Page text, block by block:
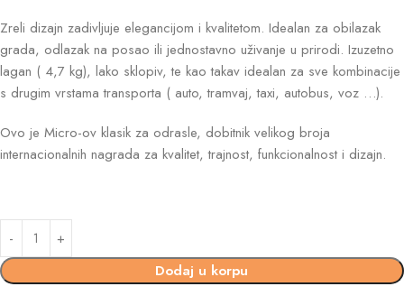
Zreli dizajn zadivljuje elegancijom i kvalitetom. Idealan za obilazak
grada, odlazak na posao ili jednostavno uživanje u prirodi. Izuzetno
lagan ( 4,7 kg), lako sklopiv, te kao takav idealan za sve kombinacije
s drugim vrstama transporta ( auto, tramvaj, taxi, autobus, voz …).
Ovo je Micro-ov klasik za odrasle, dobitnik velikog broja
internacionalnih nagrada za kvalitet, trajnost, funkcionalnost i dizajn.
Dodaj u korpu